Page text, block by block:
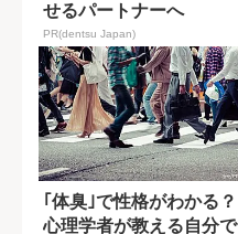
せるパートナーへ
PR(dentsu Japan)
｢体臭｣で性格がわかる？
心理学者が教える自分で